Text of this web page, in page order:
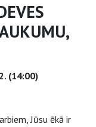
(14:00)
Jūsu ēkā ir